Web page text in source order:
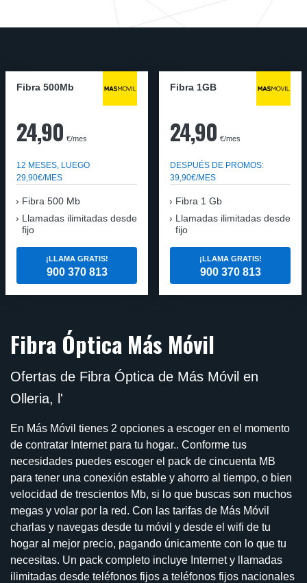
Fibra 500Mb
24,90 €/mes
12 MESES, LUEGO
29,90€/MES
Fibra 500 Mb
Llamadas ilimitadas desde
fijo
¡LLAMA GRATIS!
900 370 813
Fibra 1GB
24,90 €/mes
DESPUÉS DE PROMOS:
39,90€/MES
Fibra 1 Gb
Llamadas ilimitadas desde
fijo
¡LLAMA GRATIS!
900 370 813
Fibra Óptica Más Móvil
Ofertas de Fibra Óptica de Más Móvil en
Olleria, l'
En Más Móvil tienes 2 opciones a escoger en el momento
de contratar Internet para tu hogar.. Conforme tus
necesidades puedes escoger el pack de cincuenta MB
para tener una conexión estable y ahorro al tiempo, o bien
velocidad de trescientos Mb, si lo que buscas son muchos
megas y volar por la red. Con las tarifas de Más Móvil
charlas y navegas desde tu móvil y desde el wifi de tu
hogar al mejor precio, pagando únicamente con lo que tu
necesitas. Un pack completo incluye Internet y llamadas
ilimitadas desde teléfonos fijos a teléfonos fijos nacionales